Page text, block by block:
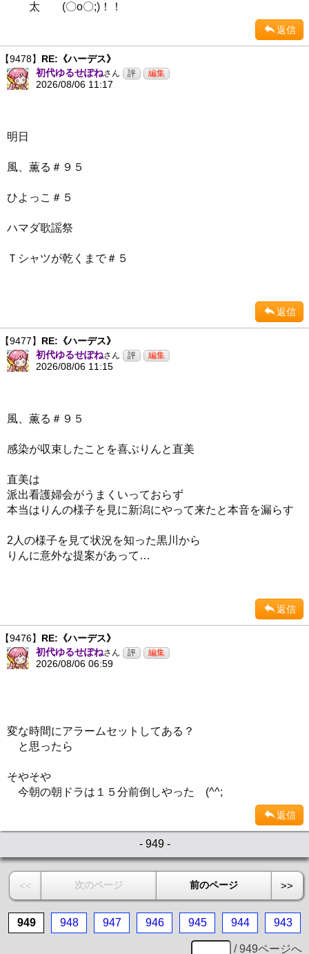
太 (〇o〇;)！！
返信
【9478】 RE:《ハーデス》
初代ゆるせぽねさん
2026/08/06 11:17
明日
風、薫る＃９５
ひよっこ＃５
ハマダ歌謡祭
Ｔシャツが乾くまで＃５
返信
【9477】 RE:《ハーデス》
初代ゆるせぽねさん
2026/08/06 11:15
風、薫る＃９５
感染が収束したことを喜ぶりんと直美
直美は
派出看護婦会がうまくいっておらず
本当はりんの様子を見に新潟にやって来たと本音を漏らす
2人の様子を見て状況を知った黒川から
りんに意外な提案があって…
返信
【9476】 RE:《ハーデス》
初代ゆるせぽねさん
2026/08/06 06:59
変な時間にアラームセットしてある？
と思ったら
そやそや
今朝の朝ドラは１５分前倒しやった (^^;
返信
- 949 -
<< 次のページ 前のページ >>
949 948 947 946 945 944 943
/ 949ページへ